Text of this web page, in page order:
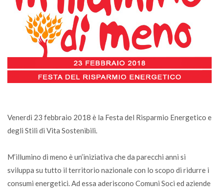
Venerdi 23 febbraio 2018 è la Festa del Risparmio Energetico e
degli Stili di Vita Sostenibili.
M’illumino di meno è un’iniziativa che da parecchi anni si
sviluppa su tutto il territorio nazionale con lo scopo di ridurre i
consumi energetici. Ad essa aderiscono Comuni Soci ed aziende